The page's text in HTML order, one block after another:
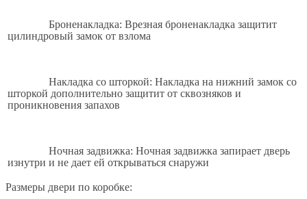
Броненакладка: Врезная броненакладка защитит
цилиндровый замок от взлома
Накладка со шторкой: Накладка на нижний замок со
шторкой дополнительно защитит от сквозняков и
проникновения запахов
Ночная задвижка: Ночная задвижка запирает дверь
изнутри и не дает ей открываться снаружи
Размеры двери по коробке: